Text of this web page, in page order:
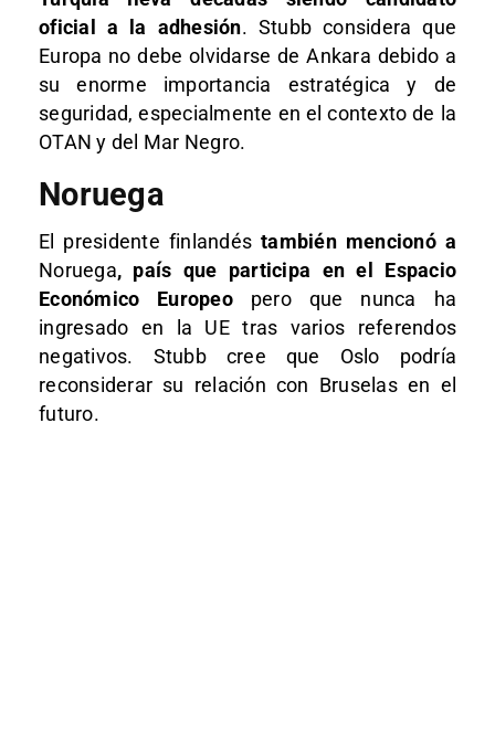
oficial a la adhesión. Stubb considera que
Europa no debe olvidarse de Ankara debido a
su enorme importancia estratégica y de
seguridad, especialmente en el contexto de la
OTAN y del Mar Negro.
Noruega
El presidente finlandéstambién mencionó a
Noruega, país que participa en el Espacio
Económico Europeopero que nunca ha
ingresado en la UE tras varios referendos
negativos. Stubb cree que Oslo podría
reconsiderar su relación con Bruselas en el
futuro.